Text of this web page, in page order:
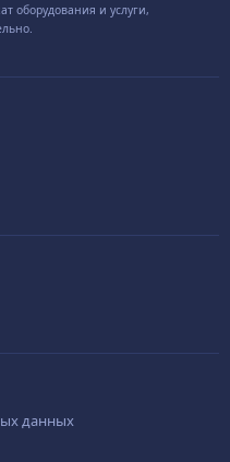
оборудования и услуги,
данных